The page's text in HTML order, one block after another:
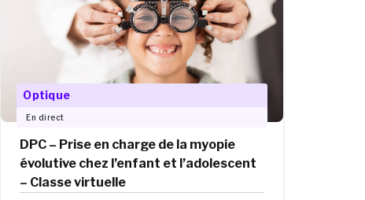
Optique
En direct
DPC – Prise en charge de la myopie
évolutive chez l’enfant et l’adolescent
– Classe virtuelle